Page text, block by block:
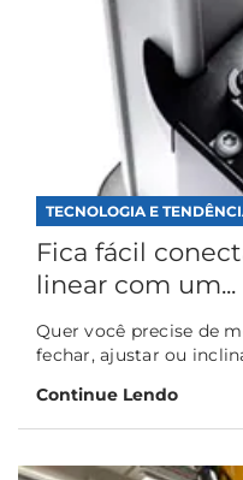
TECNOLOGIA E
Fica fácil
linear com um...
Quer você precise de
fechar, ajustar ou
Continue Lendo